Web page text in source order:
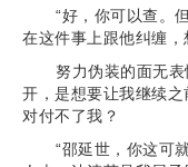
“好，你可以查。
在这件事上跟他纠缠，
努力伪装的面无
开，是想要让我继续
对付不了我？
“邵延世，你这可